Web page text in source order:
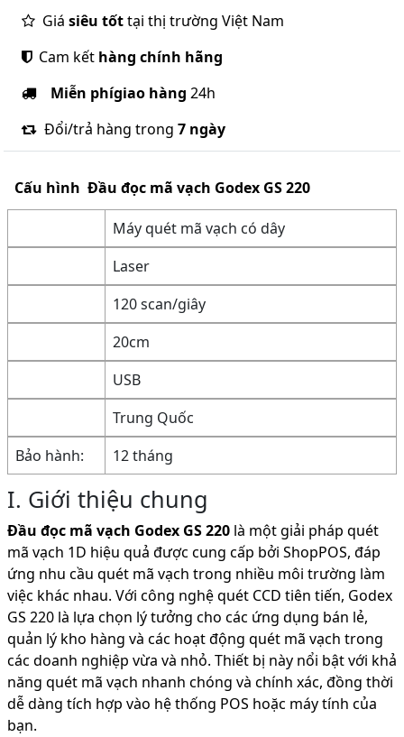
Giá siêu tốttại thị trường Việt Nam
Cam kết hàng chính hãng
Miễn phígiao hàng 24h
Đổi/trả hàng trong 7 ngày
Cấu hình Đầu đọc mã vạch Godex GS 220
Máy quét mã vạch có dây
Laser
120 scan/giây
20cm
USB
Trung Quốc
Bảo hành:
12 tháng
I. Giới thiệu chung
Đầu đọc mã vạch Godex GS 220 là một giải pháp quét
mã vạch 1D hiệu quả được cung cấp bởi ShopPOS, đáp
ứng nhu cầu quét mã vạch trong nhiều môi trường làm
việc khác nhau. Với công nghệ quét CCD tiên tiến, Godex
GS 220 là lựa chọn lý tưởng cho các ứng dụng bán lẻ,
quản lý kho hàng và các hoạt động quét mã vạch trong
các doanh nghiệp vừa và nhỏ. Thiết bị này nổi bật với khả
năng quét mã vạch nhanh chóng và chính xác, đồng thời
dễ dàng tích hợp vào hệ thống POS hoặc máy tính của
bạn.